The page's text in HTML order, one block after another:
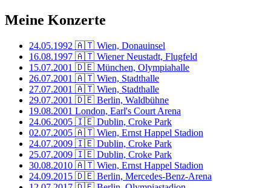
Meine Konzerte
24.05.1992 🇦🇹 Wien, Donauinsel
16.08.1997 🇦🇹 Wiener Neustadt, Flugfeld
15.07.2001 🇩🇪 München, Olympiahalle
26.07.2001 🇦🇹 Wien, Stadthalle
27.07.2001 🇦🇹 Wien, Stadthalle
29.07.2001 🇩🇪 Berlin, Waldbühne
19.08.2001 London, Earl's Court Arena
24.06.2005 🇮🇪 Dublin, Croke Park
02.07.2005 🇦🇹 Wien, Ernst Happel Stadion
24.07.2009 🇮🇪 Dublin, Croke Park
25.07.2009 🇮🇪 Dublin, Croke Park
30.08.2010 🇦🇹 Wien, Ernst Happel Stadion
24.09.2015 🇩🇪 Berlin, Mercedes-Benz-Arena